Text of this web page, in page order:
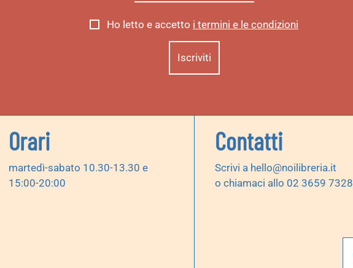
Ho letto e accetto i termini e le condizioni
Orari
martedì-sabato 10.30-13.30 e
15:00-20:00
Contatti
Scrivi a hello@noilibreria.it
o chiamaci allo 02 3659 7328